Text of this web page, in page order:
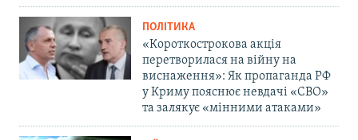
ПОЛІТИКА
«Короткострокова акція
перетворилася на війну на
виснаження»: Як пропаганда РФ
у Криму пояснює невдачі «СВО»
та залякує «мінними атаками»